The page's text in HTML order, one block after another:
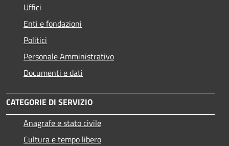
Uffici
Enti e fondazioni
Politici
Personale Amministrativo
Documenti e dati
CATEGORIE DI SERVIZIO
Anagrafe e stato civile
Cultura e tempo libero